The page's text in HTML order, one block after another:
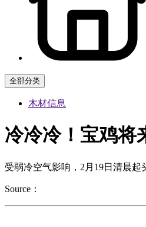
全部分类
木材信息
冷冷冷！宝鸡将
受弱冷空气影响，2月19日清晨
Source：